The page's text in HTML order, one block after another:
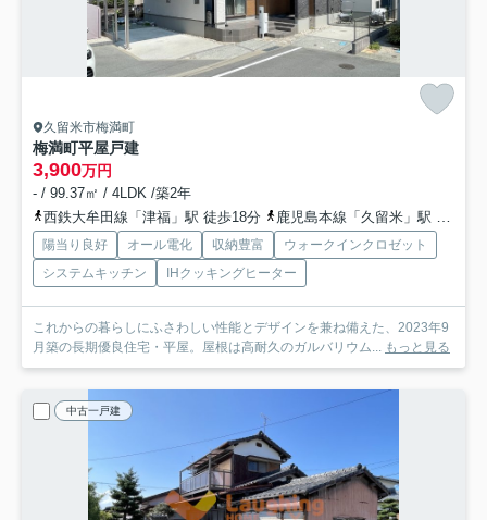
久留米市梅満町
梅満町平屋戸建
3,900万円
- / 99.37㎡ / 4LDK /築2年
西鉄大牟田線「津福」駅 徒歩18分
鹿児島本線「久留米」駅 徒歩28分
陽当り良好 オール電化 収納豊富
ウォークインクロゼット
システムキッチン
IHクッキングヒーター
これからの暮らしにふさわしい性能とデザインを兼ね備えた、2023年9
月築の長期優良住宅・平屋。屋根は高耐久のガルバリウム... もっと見る
中古一戸建